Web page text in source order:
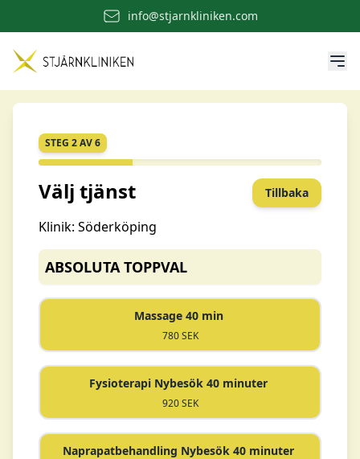
info@stjarnkliniken.com
STEG 2 AV 6
Tillbaka
Välj tjänst
Klinik: Söderköping
ABSOLUTA TOPPVAL
Massage 40 min
780 SEK
Fysioterapi Nybesök 40 minuter
920 SEK
Naprapatbehandling Nybesök 40 minuter